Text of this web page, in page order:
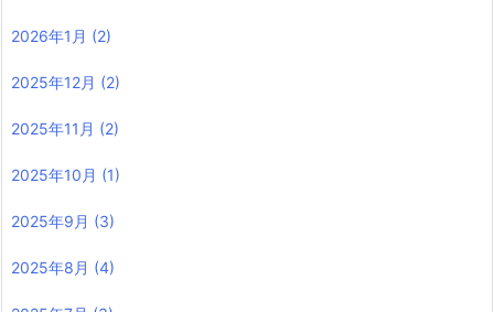
2026年1月 (2)
2025年12月 (2)
2025年11月 (2)
2025年10月 (1)
2025年9月 (3)
2025年8月 (4)